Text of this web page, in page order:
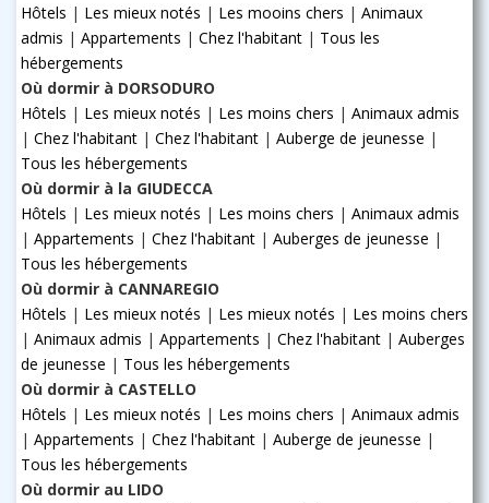
Hôtels | Les mieux notés | Les mooins chers | Animaux
admis | Appartements | Chez l'habitant | Tous les
hébergements
Où dormir à DORSODURO
Hôtels | Les mieux notés | Les moins chers | Animaux admis
| Chez l'habitant | Chez l'habitant | Auberge de jeunesse |
Tous les hébergements
Où dormir à la GIUDECCA
Hôtels | Les mieux notés | Les moins chers | Animaux admis
| Appartements | Chez l'habitant | Auberges de jeunesse |
Tous les hébergements
Où dormir à CANNAREGIO
Hôtels | Les mieux notés | Les mieux notés | Les moins chers
| Animaux admis | Appartements | Chez l'habitant | Auberges
de jeunesse | Tous les hébergements
Où dormir à CASTELLO
Hôtels | Les mieux notés | Les moins chers | Animaux admis
| Appartements | Chez l'habitant | Auberge de jeunesse |
Tous les hébergements
Où dormir au LIDO